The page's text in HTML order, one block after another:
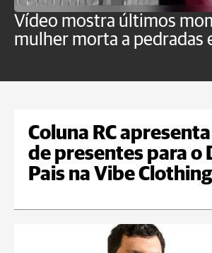
Vídeo mostra últimos
mulher morta a pedradas
Coluna RC
de presentes para o
Pais na Vibe Clothing